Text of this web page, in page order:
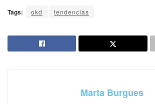
Tags: okd tendencias
Marta Burgues